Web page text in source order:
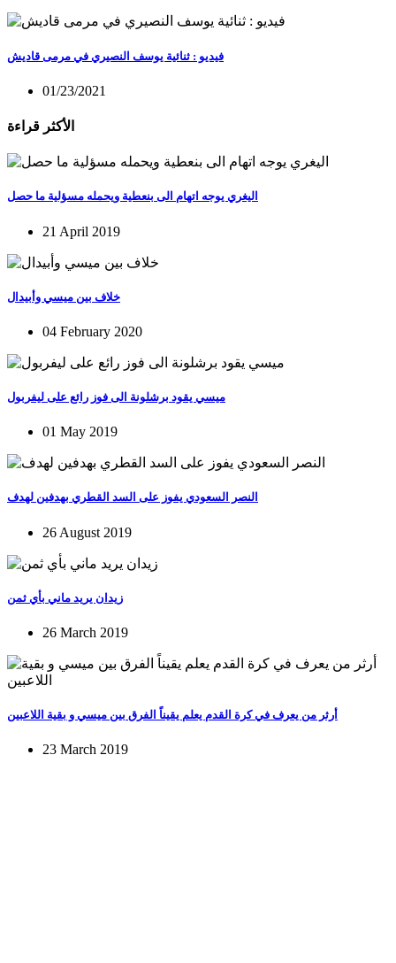
فيديو : ثنائية يوسف النصيري في مرمى قاديش
01/23/2021
الأكثر قراءة
اليغري يوجه اتهام الى بنعطية ويحمله مسؤلية ما حصل
21 April 2019
خلاف بين ميسي وأبيدال
04 February 2020
ميسي يقود برشلونة الى فوز رائع على ليفربول
01 May 2019
النصر السعودي يفوز على السد القطري بهدفين لهدف
26 August 2019
زيدان يريد ماني بأي ثمن
26 March 2019
أرثر من يعرف في كرة القدم يعلم يقيناً الفرق بين ميسي و بقية اللاعبين
23 March 2019